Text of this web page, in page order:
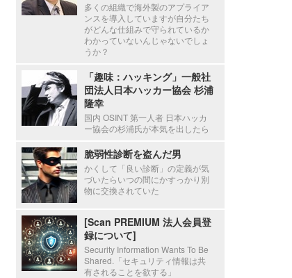
多くの組織で海外製のアプライア
ンスを導入していますが自分たち
がどんな仕組みで守られているか
わかっていないんじゃないでしょ
うか？
「趣味：ハッキング」一般社
団法人日本ハッカー協会 杉浦
隆幸
国内 OSINT 第一人者 日本ハッカ
ー協会の杉浦氏が本気を出したら
脆弱性診断を盗んだ男
かくして「良い診断」の定義が気
づいたらいつの間にかすっかり別
物に交換されていた
[Scan PREMIUM 法人会員登
録について]
Security Information Wants To Be
Shared.「セキュリティ情報は共
有されることを欲する」